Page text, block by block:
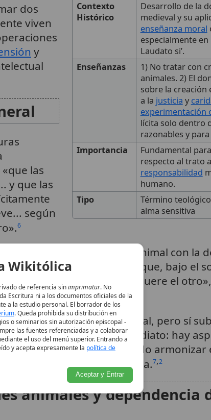
Contexto
Histórico
Desarrollo de la
medieval y su
enseñanza moral
especialmente en
Laudato si’.
Enseñanzas
1) No tratar con
animales. 2) El
sobre la creación
a la justicia y
experimentación
lícita solo dentro
razonables y
Importancia
Fundamental
respecto al trato
responsabilidad
humano.
Tipo
Término
alma sensitiva
dos
viven
y
las
y que las
según
6
mortal del mundo animal con la
del Eclesiastés
expresa que, bajo el
como muere uno, muere el
lavida humanacon la animal, pero sí
en sentido inmediato: hay
tradicional ha intentado armonizar
dimensión espiritual propia.7,2
animales y dependencia
Wikitólica
de referencia sinimprimatur. No
Escritura ni a los documentos oficiales de la
a la estudio personal. El borrador de los
. Queda prohibida su distribución en
o seminarios sin autorización episcopal -
las fuentes referenciadas y a colaborar
el uso del menú superior. Entrando a
y acepta expresamente la política de
Aceptar y Entrar